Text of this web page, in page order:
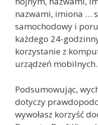
nazwami, imiona …
samochodowy i
każdego 24-
korzystanie z
urządzeń mobilnych.
Podsumowując,
dotyczy
wywołasz korzyść